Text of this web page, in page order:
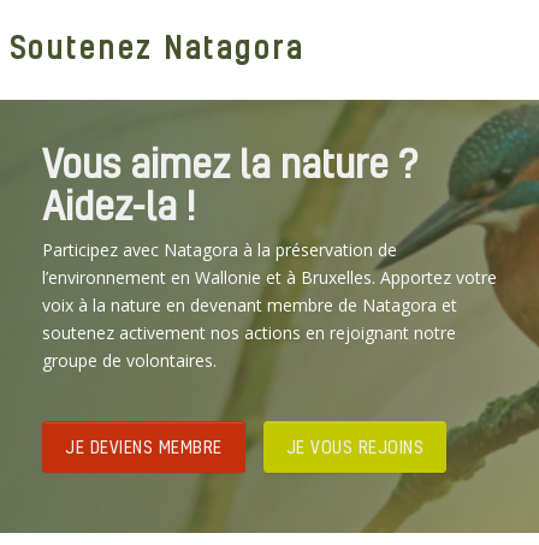
Soutenez Natagora
Vous aimez la nature ?
Aidez-la !
Participez avec Natagora à la préservation de
l’environnement en Wallonie et à Bruxelles. Apportez votre
voix à la nature en devenant membre de Natagora et
soutenez activement nos actions en rejoignant notre
groupe de volontaires.
JE DEVIENS MEMBRE JE VOUS REJOINS